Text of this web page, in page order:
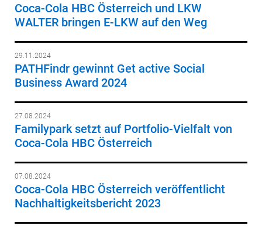
Coca-Cola HBC Österreich und LKW
WALTER bringen E-LKW auf den Weg
29.11.2024
PATHFindr gewinnt Get active Social
Business Award 2024
27.08.2024
Familypark setzt auf Portfolio-Vielfalt von
Coca-Cola HBC Österreich
07.08.2024
Coca-Cola HBC Österreich veröffentlicht
Nachhaltigkeitsbericht 2023